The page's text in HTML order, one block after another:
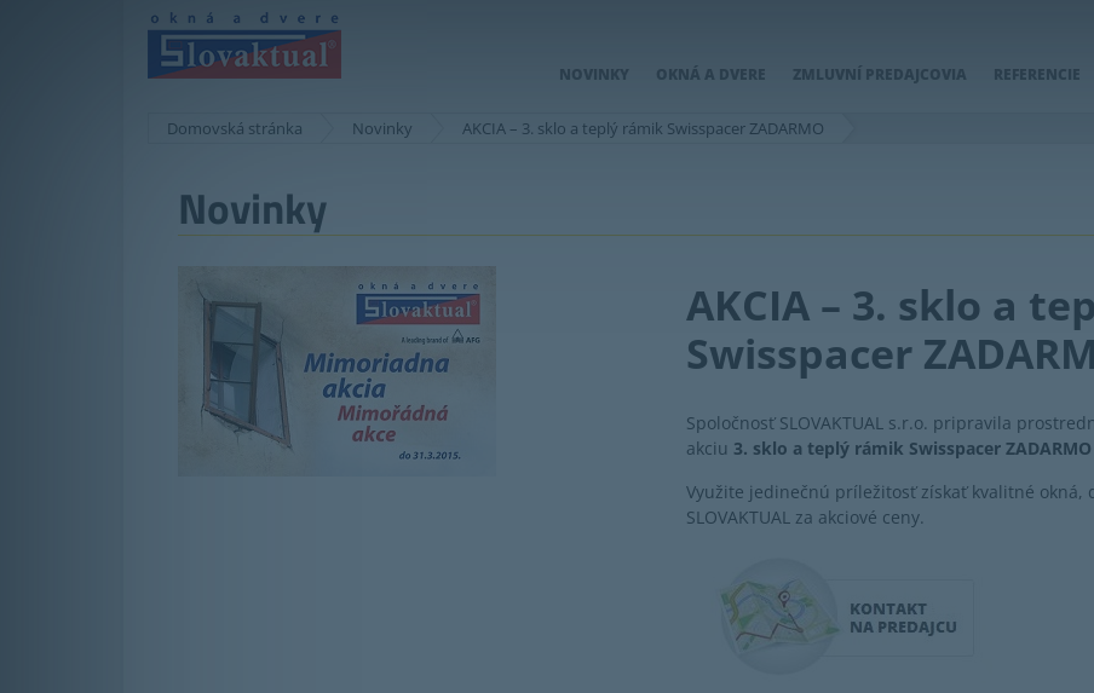
NOVINKY OKNÁ A DVERE ZMLUVNÍ PREDAJCOVIA REFERENCIE
Domovská stránka Novinky AKCIA – 3. sklo a teplý rámik Swisspacer ZADARMO
Novinky
AKCIA – 3. sklo a
Swisspacer
Spoločnosť SLOVAKTUAL s.r.o. pripravila
akciu 3. sklo a teplý rámik Swisspacer ZADARMO
Využite jedinečnú príležitosť získať kvalitné okná,
SLOVAKTUAL za akciové ceny.